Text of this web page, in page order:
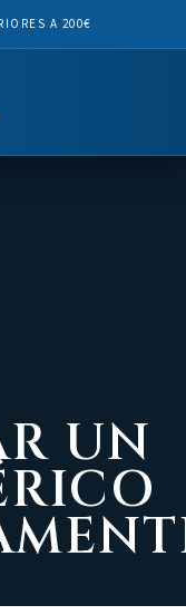
A 200€
UN